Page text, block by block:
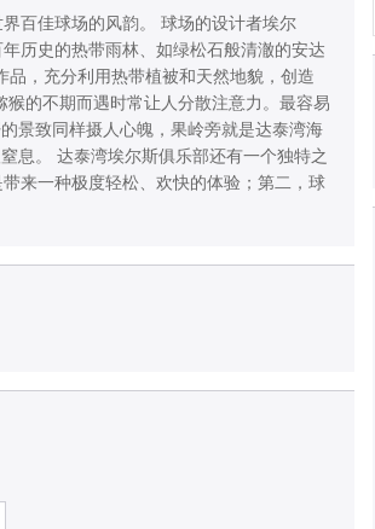
百佳球场的风韵。 球场的设计者埃尔
历史的热带雨林、如绿松石般清澈的安达
，充分利用热带植被和天然地貌，创造
的不期而遇时常让人分散注意力。最容易
景致同样摄人心魄，果岭旁就是达泰湾海
息。 达泰湾埃尔斯俱乐部还有一个独特之
来一种极度轻松、欢快的体验；第二，球